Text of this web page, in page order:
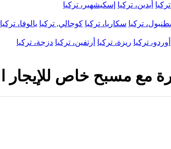
أيدين، تركيا إسكيشهير، تركيا
تركيا سكاريا، تركيا كوجالي, تركيا يالوفا، تركيا
أوردو، تركيا ريزة، تركيا أرتفين، تركيا دزجة، تركيا